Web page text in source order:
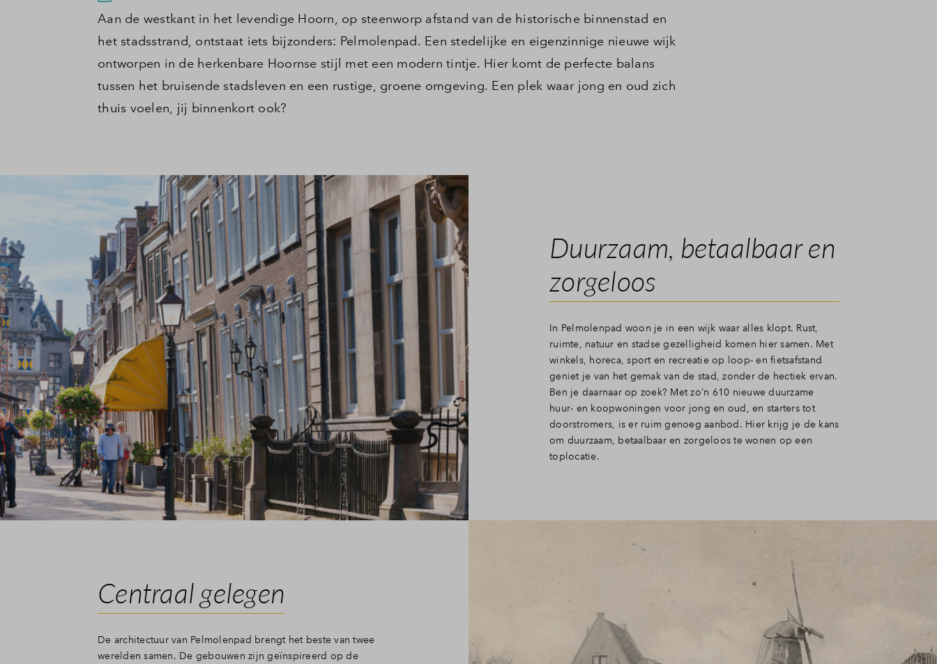
Aan de westkant in het levendige Hoorn, op steenworp afstand van de historische binnenstad en
het stadsstrand, ontstaat iets bijzonders: Pelmolenpad. Een stedelijke en eigenzinnige nieuwe wijk
ontworpen in de herkenbare Hoornse stijl met een modern tintje. Hier komt de perfecte balans
tussen het bruisende stadsleven en een rustige, groene omgeving. Een plek waar jong en oud zich
thuis voelen, jij binnenkort ook?
Duurzaam, betaalbaar en
zorgeloos
In Pelmolenpad woon je in een wijk waar alles klopt. Rust,
ruimte, natuur en stadse gezelligheid komen hier samen. Met
winkels, horeca, sport en recreatie op loop- en fietsafstand
geniet je van het gemak van de stad, zonder de hectiek ervan.
Ben je daarnaar op zoek? Met zo’n 610 nieuwe duurzame
huur- en koopwoningen voor jong en oud, en starters tot
doorstromers, is er ruim genoeg aanbod. Hier krijg je de kans
om duurzaam, betaalbaar en zorgeloos te wonen op een
toplocatie.
Centraal gelegen
De architectuur van Pelmolenpad brengt het beste van twee
werelden samen. De gebouwen zijn geïnspireerd op de